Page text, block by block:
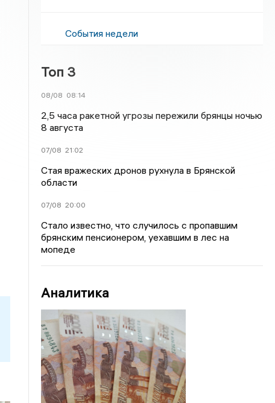
События недели
Топ 3
08/08 08:14
2,5 часа ракетной угрозы пережили брянцы ночью
8 августа
07/08 21:02
Стая вражеских дронов рухнула в Брянской
области
07/08 20:00
Стало известно, что случилось с пропавшим
брянским пенсионером, уехавшим в лес на
мопеде
Аналитика